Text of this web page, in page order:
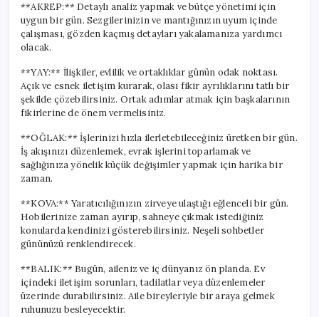
**AKREP:** Detaylı analiz yapmak ve bütçe yönetimi için
uygun bir gün. Sezgilerinizin ve mantığınızın uyum içinde
çalışması, gözden kaçmış detayları yakalamanıza yardımcı
olacak.
**YAY:** İlişkiler, evlilik ve ortaklıklar günün odak noktası.
Açık ve esnek iletişim kurarak, olası fikir ayrılıklarını tatlı bir
şekilde çözebilirsiniz. Ortak adımlar atmak için başkalarının
fikirlerine de önem vermelisiniz.
**OĞLAK:** İşlerinizi hızla ilerletebileceğiniz üretken bir gün.
İş akışınızı düzenlemek, evrak işlerini toparlamak ve
sağlığınıza yönelik küçük değişimler yapmak için harika bir
zaman.
**KOVA:** Yaratıcılığınızın zirveye ulaştığı eğlenceli bir gün.
Hobilerinize zaman ayırıp, sahneye çıkmak istediğiniz
konularda kendinizi gösterebilirsiniz. Neşeli sohbetler
gününüzü renklendirecek.
**BALIK:** Bugün, aileniz ve iç dünyanız ön planda. Ev
içindeki iletişim sorunları, tadilatlar veya düzenlemeler
üzerinde durabilirsiniz. Aile bireyleriyle bir araya gelmek
ruhunuzu besleyecektir.